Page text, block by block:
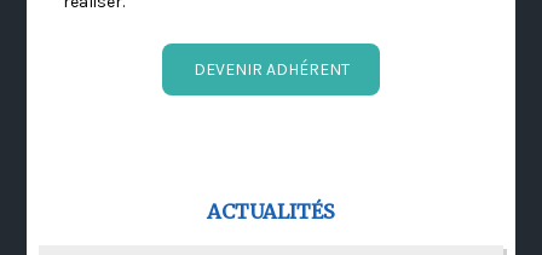
DEVENIR ADHÉRENT
ACTUALITÉS